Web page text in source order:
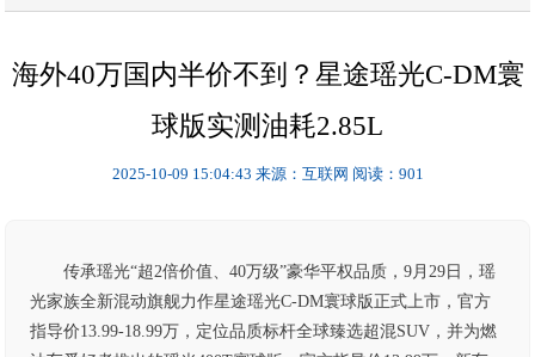
海外40万国内半价不到？星途瑶光C-DM寰
球版实测油耗2.85L
2025-10-09 15:04:43 来源：互联网 阅读：901
传承瑶光“超2倍价值、40万级”豪华平权品质，9月29日，瑶
光家族全新混动旗舰力作星途瑶光C-DM寰球版正式上市，官方
指导价13.99-18.99万，定位品质标杆全球臻选超混SUV，并为燃